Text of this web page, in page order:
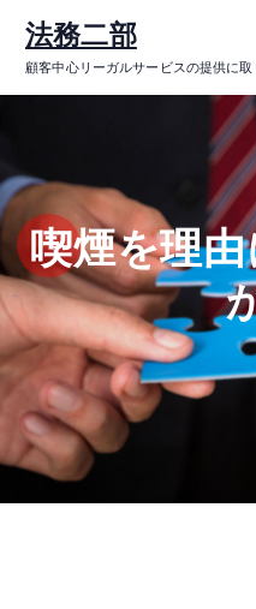
ン
ス
キ
プ
法務二部
顧客中心リーガルサービスの提供に
喫煙を理